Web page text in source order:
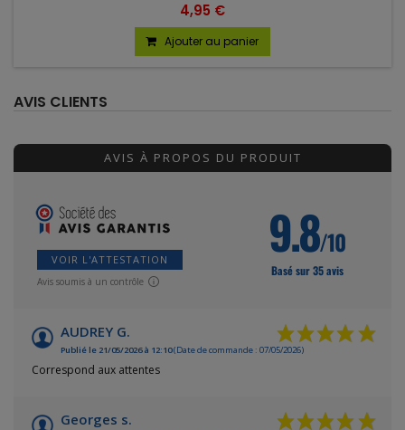
4,95 €
Ajouter au panier
AVIS CLIENTS
AVIS À PROPOS DU PRODUIT
VOIR L'ATTESTATION
Avis soumis à un contrôle
9.8/10
Basé sur 35 avis
AUDREY G.
Publié le 21/05/2026 à 12:10(Date de commande : 07/05/2026)
Correspond aux attentes
Georges s.